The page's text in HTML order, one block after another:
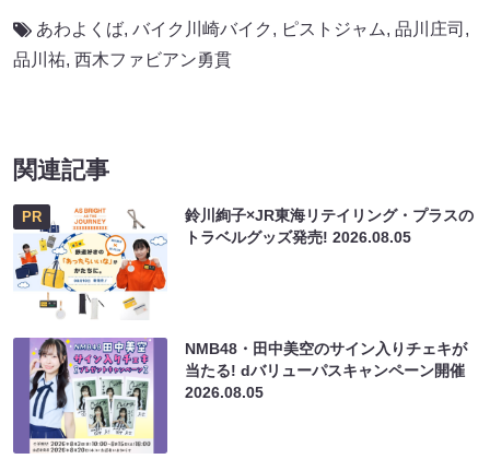
あわよくば, バイク川崎バイク , ピストジャム, 品川庄司 ,
品川祐, 西木ファビアン勇貫
関連記事
PR
鈴川絢子×JR東海リテイリング・プラスの
トラベルグッズ発売!2026.08.05
NMB48・田中美空のサイン入りチェキが
当たる! dバリューパスキャンペーン開催
2026.08.05